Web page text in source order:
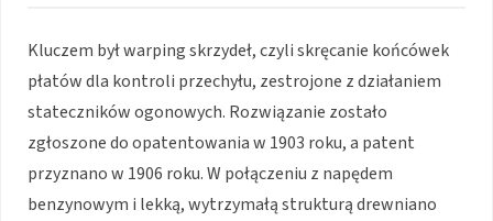
Kluczem był warping skrzydeł, czyli skręcanie końcówek
płatów dla kontroli przechyłu, zestrojone z działaniem
stateczników ogonowych. Rozwiązanie zostało
zgłoszone do opatentowania w 1903 roku, a patent
przyznano w 1906 roku. W połączeniu z napędem
benzynowym i lekką, wytrzymałą strukturą drewniano